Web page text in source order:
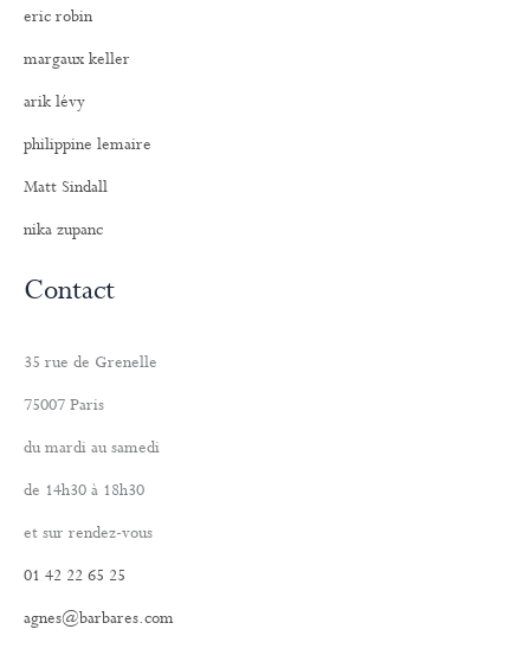
eric robin
margaux keller
arik lévy
philippine lemaire
Matt Sindall
nika zupanc
Contact
35 rue de Grenelle
75007 Paris
du mardi au samedi
de 14h30 à 18h30
et sur rendez-vous
01 42 22 65 25
agnes@barbares.com